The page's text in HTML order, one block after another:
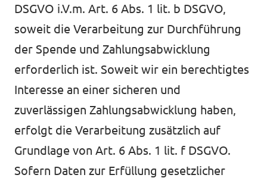
DSGVO i.V.m. Art. 6 Abs. 1 lit. b DSGVO,
soweit die Verarbeitung zur Durchführung
der Spende und Zahlungsabwicklung
erforderlich ist. Soweit wir ein berechtigtes
Interesse an einer sicheren und
zuverlässigen Zahlungsabwicklung haben,
erfolgt die Verarbeitung zusätzlich auf
Grundlage von Art. 6 Abs. 1 lit. f DSGVO.
Sofern Daten zur Erfüllung gesetzlicher